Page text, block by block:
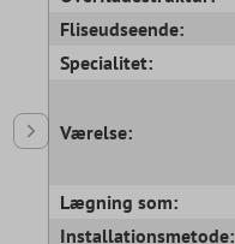
Fliseudseende:
Specialitet:
Værelse:
Lægning som:
Installationsmetode: